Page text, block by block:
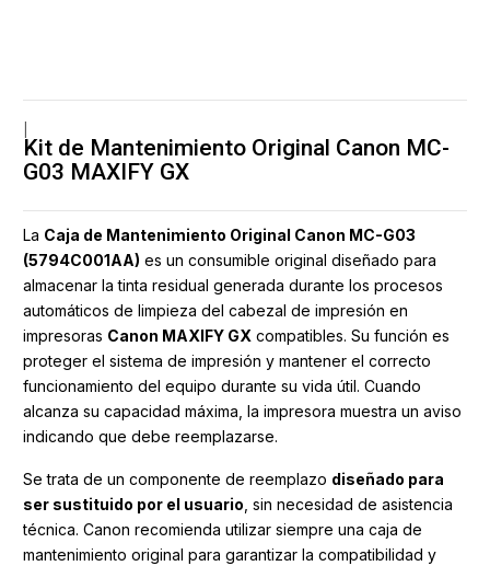
Kit de Mantenimiento Original Canon MC-
G03 MAXIFY GX
La Caja de Mantenimiento Original Canon MC-G03
(5794C001AA) es un consumible original diseñado para
almacenar la tinta residual generada durante los procesos
automáticos de limpieza del cabezal de impresión en
impresoras Canon MAXIFY GX compatibles. Su función es
proteger el sistema de impresión y mantener el correcto
funcionamiento del equipo durante su vida útil. Cuando
alcanza su capacidad máxima, la impresora muestra un aviso
indicando que debe reemplazarse.
Se trata de un componente de reemplazo diseñado para
ser sustituido por el usuario , sin necesidad de asistencia
técnica. Canon recomienda utilizar siempre una caja de
mantenimiento original para garantizar la compatibilidad y